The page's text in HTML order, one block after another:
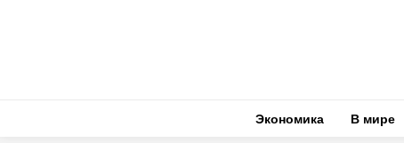
Экономика В мире